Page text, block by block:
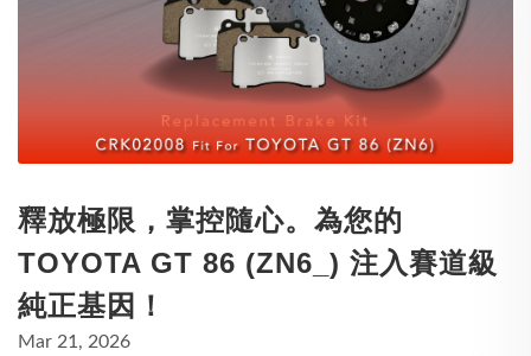
釋放極限，掌控隨心。為您的
TOYOTA GT 86 (ZN6_) 注入賽道級
純正基因！
Mar 21, 2026